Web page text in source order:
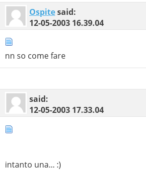
Ospitesaid:
12-05-2003 16.39.04
nn so come fare
said:
12-05-2003 17.33.04
intanto una... :)